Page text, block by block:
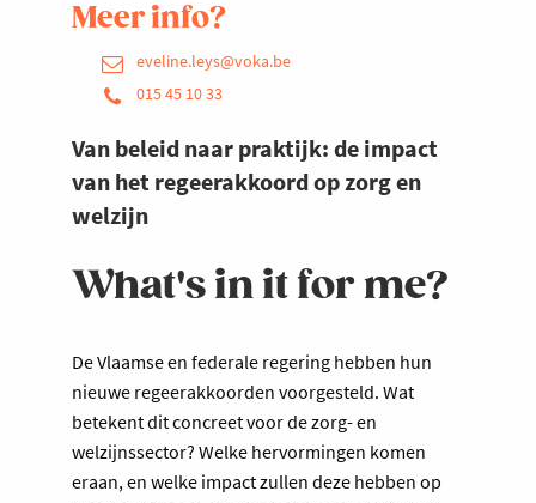
Van beleid naar praktijk: de impact
van het regeerakkoord op zorg en
welzijn
What's in it for me?
De Vlaamse en federale regering hebben hun
nieuwe regeerakkoorden voorgesteld. Wat
betekent dit concreet voor de zorg- en
welzijnssector? Welke hervormingen komen
eraan, en welke impact zullen deze hebben op
Meer info?
eveline.leys@voka.be
015 45 10 33